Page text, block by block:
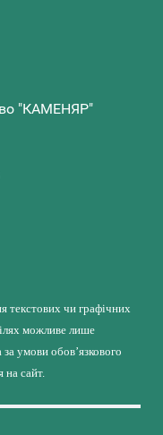
"КАМЕНЯР"
текстових чи графічних
можливе лише
умови обов’язкового
на сайт.